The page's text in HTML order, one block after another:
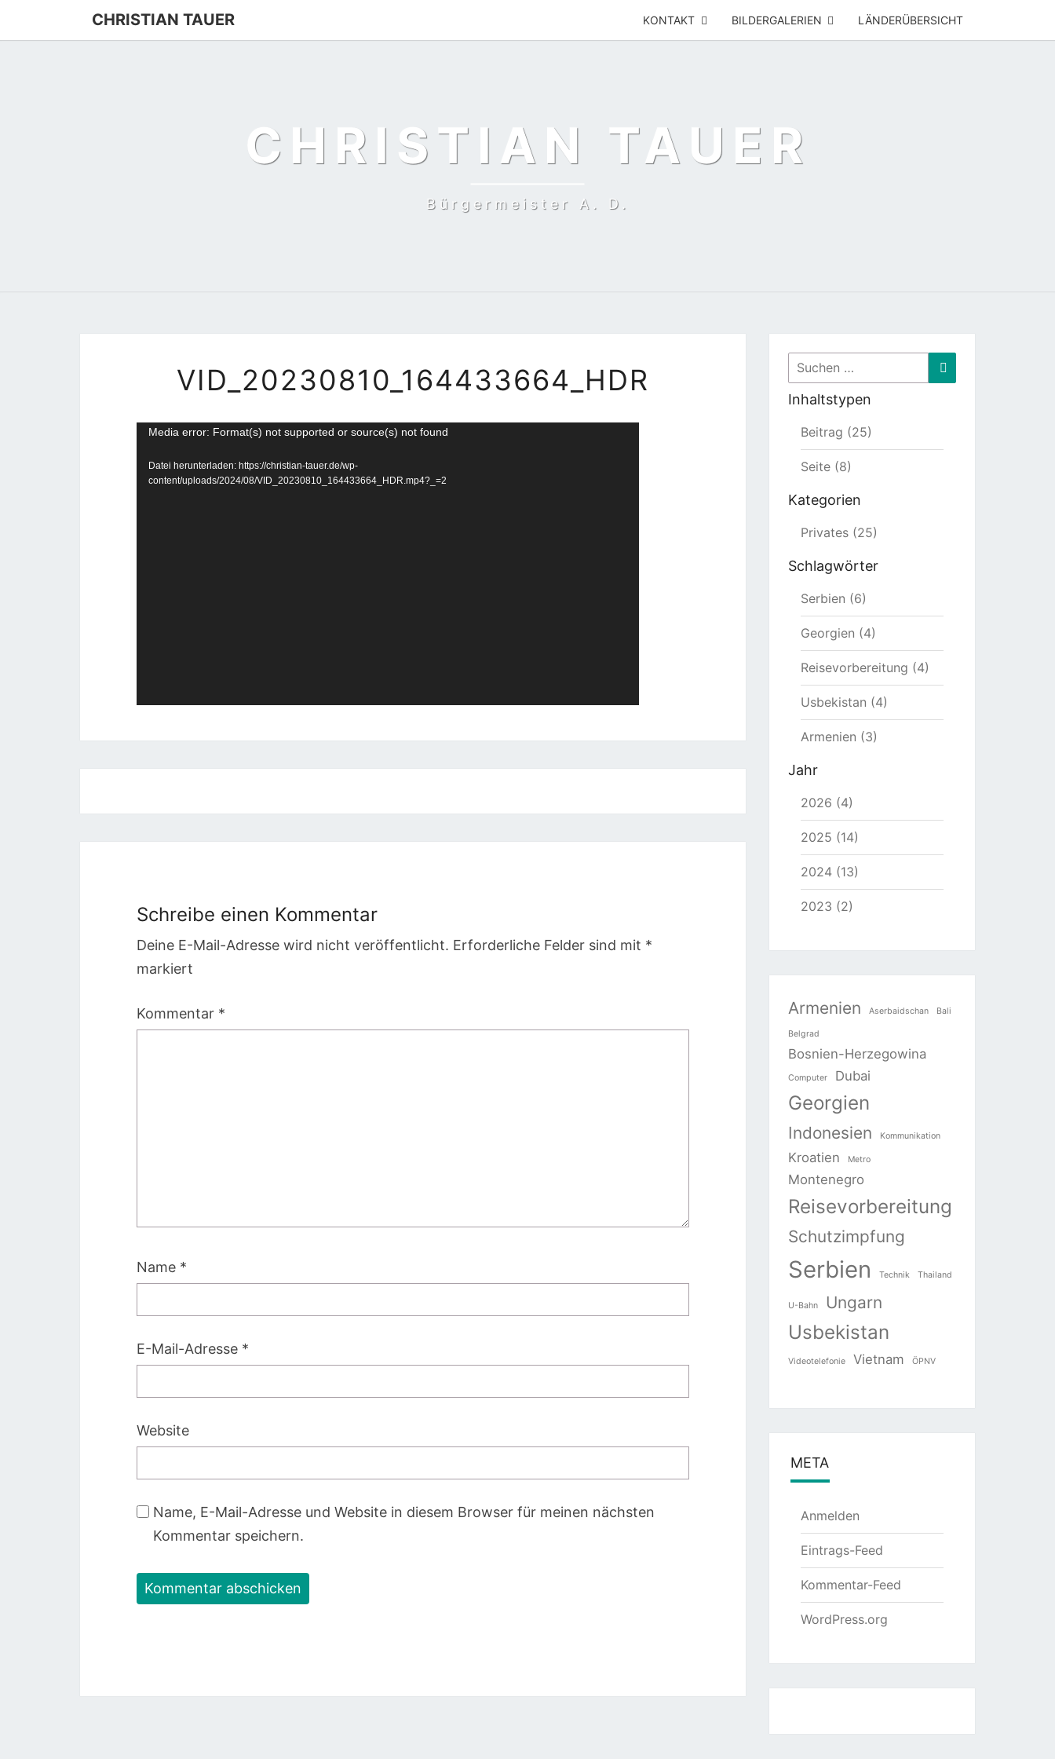
CHRISTIAN TAUER KONTAKT BILDERGALERIEN LÄNDERÜBERSICHT
CHRISTIAN TAUER
Bürgermeister A. D.
VID_20230810_164433664_HDR
Video-
Media error: Format(s) not supported or source(s) not found
Datei herunterladen: https://christian-tauer.de/wp-
content/uploads/2024/08/VID_20230810_164433664_HDR.mp4?_=2
Schreibe einen Kommentar
Deine E-Mail-Adresse wird nicht veröffentlicht. Erforderliche Felder sind mit *
markiert
Kommentar *
Name *
E-Mail-Adresse *
Website
Name, E-Mail-Adresse und Website in diesem Browser für meinen nächsten
Kommentar speichern.
Suchen
nach:
Suchen
Inhaltstypen
Beitrag (25)
Seite (8)
Kategorien
Privates (25)
Schlagwörter
Serbien (6)
Georgien (4)
Reisevorbereitung (4)
Usbekistan (4)
Armenien (3)
Jahr
2026 (4)
2025 (14)
2024 (13)
2023 (2)
Armenien Aserbaidschan Bali
Belgrad
Bosnien-Herzegowina
Computer Dubai
Georgien
Indonesien Kommunikation
Kroatien Metro
Montenegro
Reisevorbereitung
Schutzimpfung
Serbien Technik Thailand
U-Bahn Ungarn
Usbekistan
Videotelefonie Vietnam ÖPNV
META
Anmelden
Eintrags-Feed
Kommentar-Feed
WordPress.org